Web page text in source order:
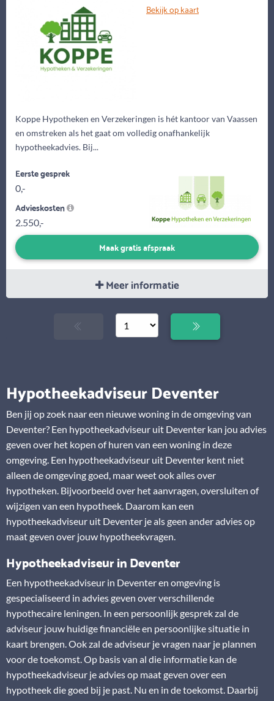
Bekijk op kaart
Koppe Hypotheken en Verzekeringen is hét kantoor van Vaassen
en omstreken als het gaat om volledig onafhankelijk
hypotheekadvies. Bij...
Eerste gesprek
0,-
Advieskosten
2.550,-
Maak gratis afspraak
Meer informatie
Hypotheekadviseur Deventer
Ben jij op zoek naar een nieuwe woning in de omgeving van
Deventer? Een hypotheekadviseur uit Deventer kan jou advies
geven over het kopen of huren van een woning in deze
omgeving. Een hypotheekadviseur uit Deventer kent niet
alleen de omgeving goed, maar weet ook alles over
hypotheken. Bijvoorbeeld over het aanvragen, oversluiten of
wijzigen van een hypotheek. Daarom kan een
hypotheekadviseur uit Deventer je als geen ander advies op
maat geven over jouw hypotheekvragen.
Hypotheekadviseur in Deventer
Een hypotheekadviseur in Deventer en omgeving is
gespecialiseerd in advies geven over verschillende
hypothecaire leningen. In een persoonlijk gesprek zal de
adviseur jouw huidige financiële en persoonlijke situatie in
kaart brengen. Ook zal de adviseur je vragen naar je plannen
voor de toekomst. Op basis van al die informatie kan de
hypotheekadviseur je advies op maat geven over een
hypotheek die goed bij je past. Nu en in de toekomst. Daarbij